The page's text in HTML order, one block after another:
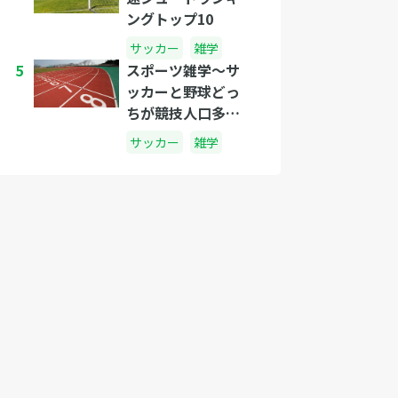
ングトップ10
サッカー 雑学
5
スポーツ雑学～サ
ッカーと野球どっ
ちが競技人口多い
の?～
サッカー 雑学